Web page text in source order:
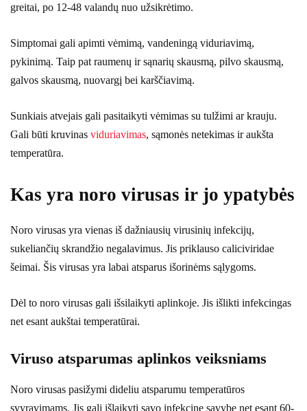
greitai, po 12-48 valandų nuo užsikrėtimo.
Simptomai gali apimti vėmimą, vandeningą viduriavimą,
pykinimą. Taip pat raumenų ir sąnarių skausmą, pilvo skausmą,
galvos skausmą, nuovargį bei karščiavimą.
Sunkiais atvejais gali pasitaikyti vėmimas su tulžimi ar krauju.
Gali būti kruvinas viduriavimas, sąmonės netekimas ir aukšta
temperatūra.
Kas yra noro virusas ir jo ypatybės
Noro virusas yra vienas iš dažniausių virusinių infekcijų,
sukeliančių skrandžio negalavimus. Jis priklauso caliciviridae
šeimai. Šis virusas yra labai atsparus išorinėms sąlygoms.
Dėl to noro virusas gali išsilaikyti aplinkoje. Jis išlikti infekcingas
net esant aukštai temperatūrai.
Viruso atsparumas aplinkos veiksniams
Noro virusas pasižymi dideliu atsparumu temperatūros
svyravimams. Jis gali išlaikyti savo infekcinę savybę net esant 60-